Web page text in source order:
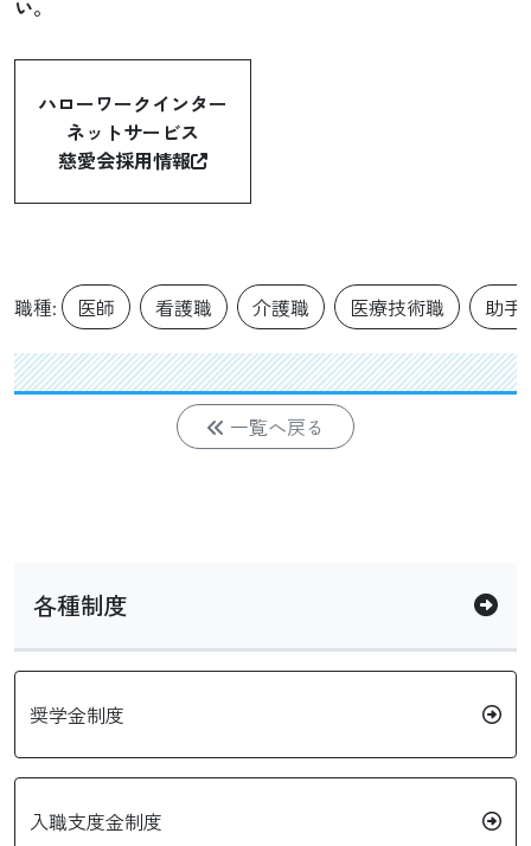
い。
ハローワークインター
ネットサービス
慈愛会採用情報
職種: 医師 看護職 介護職 医療技術職 助手
一覧へ戻る
各種制度
奨学金制度
入職支度金制度